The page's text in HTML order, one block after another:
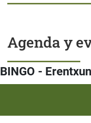
Agenda y
BINGO - Erentxun